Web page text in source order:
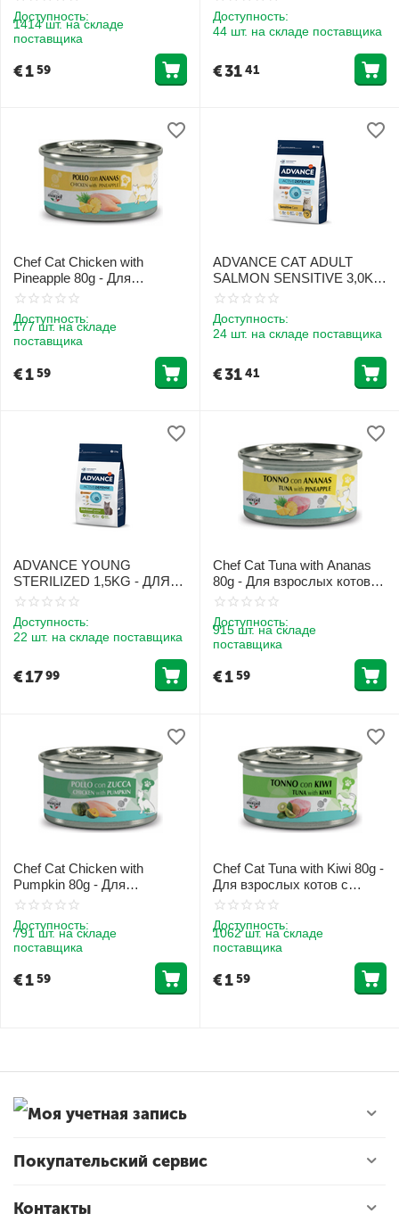
Доступность:
1414 шт. на складе
поставщика
€159
Доступность:
44 шт. на складе поставщика
€3141
Chef Cat Chicken with
Pineapple 80g - Для
взрослых котов с курицей и
Доступность:
177 шт. на складе
поставщика
€159
ADVANCE CAT ADULT
SALMON SENSITIVE 3,0KG
- ДЛЯ ВЗРОСЛЫХ КОШЕК
Доступность:
24 шт. на складе поставщика
€3141
ADVANCE YOUNG
STERILIZED 1,5KG - ДЛЯ
СТЕРИЛИЗОВАННЫХ
(КУРИЦА)
Доступность:
22 шт. на складе поставщика
€1799
Chef Cat Tuna with Ananas
80g - Для взрослых котов с
тунцом и ананасом
Доступность:
915 шт. на складе
поставщика
€159
Chef Cat Chicken with
Pumpkin 80g - Для
взрослых котов с курицей и
Доступность:
791 шт. на складе
поставщика
€159
Chef Cat Tuna with Kiwi 80g -
Для взрослых котов с
тунцом и киви
Доступность:
1062 шт. на складе
поставщика
€159
Моя учетная запись
Покупательский сервис
Контакты